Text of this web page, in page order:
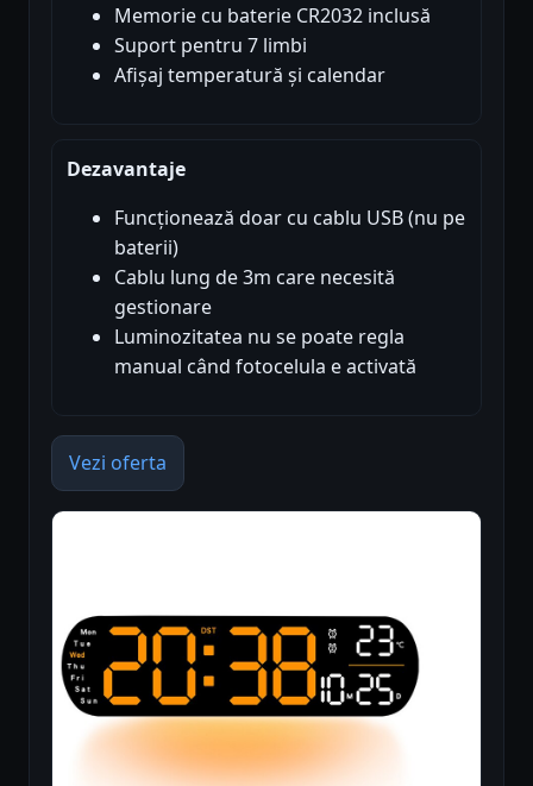
Memorie cu baterie CR2032 inclusă
Suport pentru 7 limbi
Afișaj temperatură și calendar
Dezavantaje
Funcționează doar cu cablu USB (nu pe
baterii)
Cablu lung de 3m care necesită
gestionare
Luminozitatea nu se poate regla
manual când fotocelula e activată
Vezi oferta